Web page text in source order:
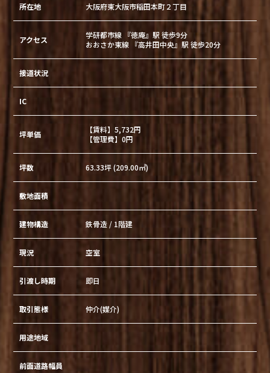
所在地 大阪府東大阪市稲田本町２丁目
アクセス
学研都市線 『徳庵』駅 徒歩9分
おおさか東線 『高井田中央』駅 徒歩20分
接道状況
IC
坪単価
【賃料】5,732円
【管理費】0円
坪数 63.33坪 (209.00㎡)
敷地面積
建物構造 鉄骨造 / 1階建
現況 空室
引渡し時期 即日
取引態様 仲介(媒介)
用途地域
前面道路幅員